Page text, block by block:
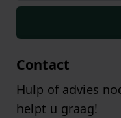
Contact
Hulp of advies
helpt u graag!